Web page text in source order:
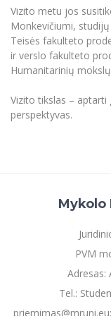
Vizito metu jos
Monkevičiumi,
Teisės fakulteto
ir verslo fakulteto
Humanitarinių
Vizito tikslas –
perspektyvas.
Mykolo
PVM
Adresas:
Tel.: